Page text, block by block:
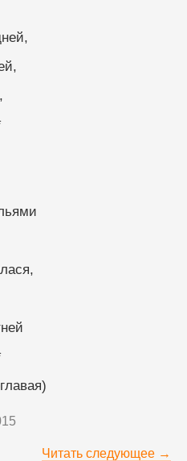
Читать следующее →